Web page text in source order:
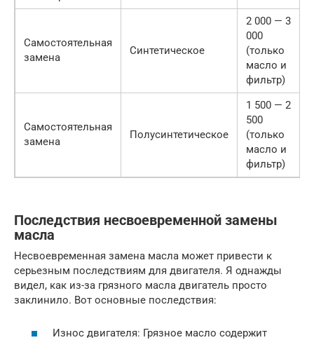
Самостоятельная
замена
Синтетическое
2 000 — 3
000
(только
масло и
фильтр)
Самостоятельная
замена
Полусинтетическое
1 500 — 2
500
(только
масло и
фильтр)
Последствия несвоевременной замены
масла
Несвоевременная замена масла может привести к
серьезным последствиям для двигателя. Я однажды
видел, как из-за грязного масла двигатель просто
заклинило. Вот основные последствия:
Износ двигателя: Грязное масло содержит